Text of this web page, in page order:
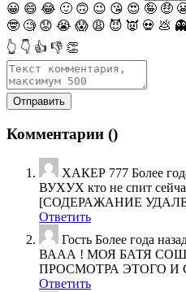
😀 😄 😂 🙂 🙃 😉 😘 😍 🤪 🤑
🤓 🧐 😟 😭 😱 😩 😈 👿 💀 💩 👻
👆 👇 👍 👎 👏
Комментарии ()
ХАКЕР 777 Более
ВУХУХ кто не спит
[СОДЕРАЖАНИЕ
Ответить
Гость Более года
ВААА ! МОЯ БАТЯ
ПРОСМОТРА ЭТОГО И
Ответить